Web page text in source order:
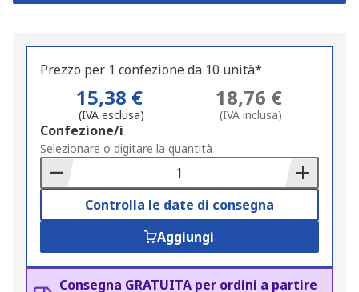
Prezzo per 1 confezione da 10 unità*
15,38 €
(IVA esclusa)
18,76 €
(IVA inclusa)
Add
to
Basket
Confezione/i
Selezionare o digitare la quantità
Controlla le date di consegna
Aggiungi
Consegna GRATUITA per ordini a partire